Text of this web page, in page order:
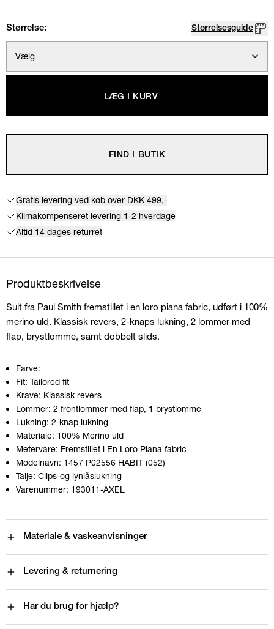
Størrelse: Størrelsesguide
Vælg
LÆG I KURV
FIND I BUTIK
Gratis levering ved køb over DKK 499,-
Klimakompenseret levering 1-2 hverdage
Altid 14 dages returret
Produktbeskrivelse
Suit fra Paul Smith fremstillet i en loro piana fabric, udført i 100%
merino uld. Klassisk revers, 2-knaps lukning, 2 lommer med
flap, brystlomme, samt dobbelt slids.
Farve:
Fit: Tailored fit
Krave: Klassisk revers
Lommer: 2 frontlommer med flap, 1 brystlomme
Lukning: 2-knap lukning
Materiale: 100% Merino uld
Metervare: Fremstillet i En Loro Piana fabric
Modelnavn: 1457 P02556 HABIT (052)
Talje: Clips-og lynlåslukning
Varenummer: 193011-AXEL
Materiale & vaskeanvisninger
Levering & returnering
Har du brug for hjælp?